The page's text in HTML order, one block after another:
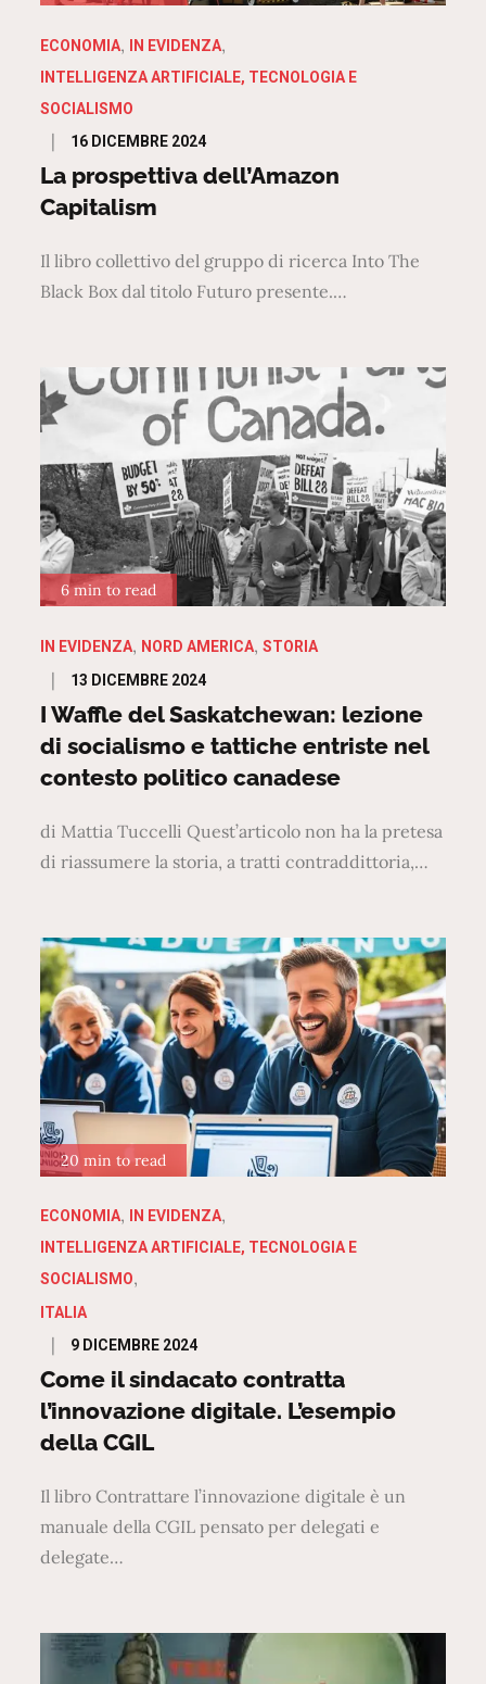
ECONOMIA
IN EVIDENZA
INTELLIGENZA ARTIFICIALE, TECNOLOGIA E
SOCIALISMO
Posted
on
16 DICEMBRE 2024
La prospettiva dell’Amazon
Capitalism
Il libro collettivo del gruppo di ricerca Into The
Black Box dal titolo Futuro presente.…
6 min to read
IN EVIDENZA NORD AMERICA STORIA
Posted
on
13 DICEMBRE 2024
I Waffle del Saskatchewan: lezione
di socialismo e tattiche entriste nel
contesto politico canadese
di Mattia Tuccelli Quest’articolo non ha la pretesa
di riassumere la storia, a tratti contraddittoria,…
20 min to read
ECONOMIA
IN EVIDENZA
INTELLIGENZA ARTIFICIALE, TECNOLOGIA E
SOCIALISMO
ITALIA
Posted
on
9 DICEMBRE 2024
Come il sindacato contratta
l’innovazione digitale. L’esempio
della CGIL
Il libro Contrattare l’innovazione digitale è un
manuale della CGIL pensato per delegati e
delegate…